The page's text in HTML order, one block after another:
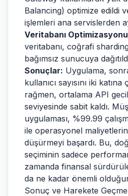
Balancing) optimize edildi
işlemleri ana servislerden
Veritabanı
veritabanı, coğrafi
bağımsız sunucuya
Sonuçlar: Uygulama,
kullanıcı sayısını iki katına
rağmen, ortalama API
seviyesinde sabit kaldı.
uygulaması, %99.99
ile operasyonel
düşürmeyi başardı. Bu,
seçiminin sadece
zamanda finansal
da ne kadar önemli
Sonuç ve Harekete Geçme